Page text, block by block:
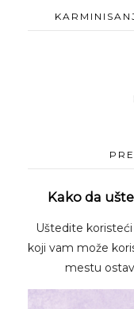
Kako da
Uštedite
koji vam može
mestu